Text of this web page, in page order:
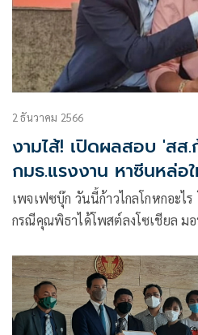
2 ธันวาคม 2566
งามไส้! เปิดผลสอบ 'สส.
กมธ.แรงงาน หาซีนหล่อ
อิสราเอล
เพจเฟซบุ๊ก วันนี้ก้าวไกลโกหกอะไ
กรณีคุณพิธาได้โพสต์ลงโซเชียล ม
ในอิสราเอล ”